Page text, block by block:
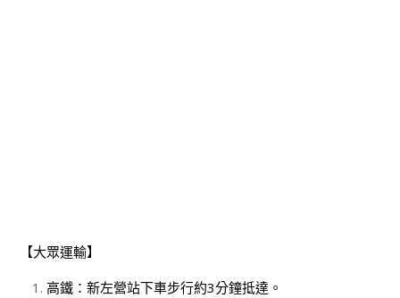
【大眾運輸】
高鐵：新左營站下車步行約3分鐘抵達。